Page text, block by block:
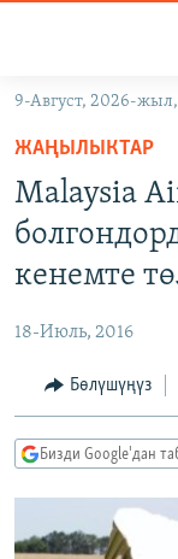
Навигацияга
өтүңүз
Издөөгө
салыңыз
КЫРГЫЗСТАН
КЫРГЫЗСТАН
МАДАНИЯТ
ДҮЙНӨ
ТВ
БҮГҮН АЗАТТЫКТА
ПОДКАСТ
Русский
9-Август, 2026-
ЖАҢЫЛЫКТАР
Malaysia
кенемте
18-Июль, 2016
Бөлүшүңүз
Бизди Google'дан